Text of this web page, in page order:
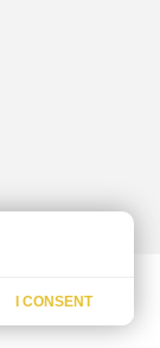
I CONSENT